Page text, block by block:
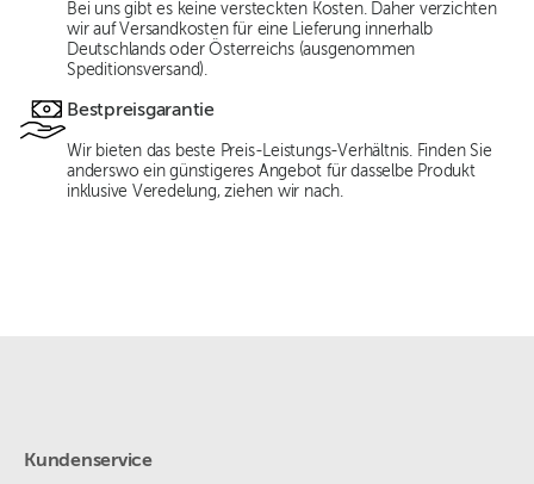
Bei uns gibt es keine versteckten Kosten. Daher verzichten
wir auf Versandkosten für eine Lieferung innerhalb
Deutschlands oder Österreichs (ausgenommen
Speditionsversand).
Bestpreisgarantie
Wir bieten das beste Preis-Leistungs-Verhältnis. Finden Sie
anderswo ein günstigeres Angebot für dasselbe Produkt
inklusive Veredelung, ziehen wir nach.
Kundenservice